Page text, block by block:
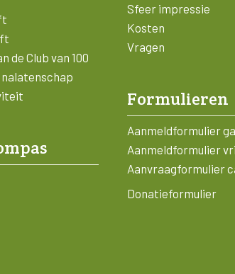
de Club van 100
Sfeer impressie
Kosten
Vragen
Formulieren
Aanmeldformulier
Aanmeldformulier
Aanvraagformulier
Donatieformulier